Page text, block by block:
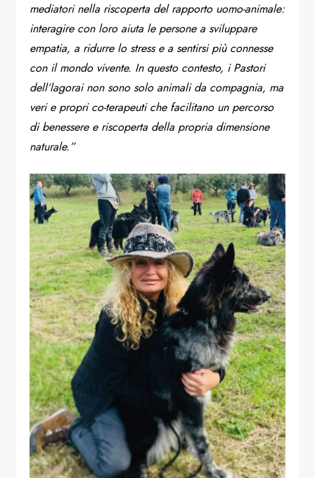
mediatori nella riscoperta del rapporto uomo-animale:
interagire con loro aiuta le persone a sviluppare
empatia, a ridurre lo stress e a sentirsi più connesse
con il mondo vivente. In questo contesto, i Pastori
dell’lagorai non sono solo animali da compagnia, ma
veri e propri co-terapeuti che facilitano un percorso
di benessere e riscoperta della propria dimensione
naturale.”